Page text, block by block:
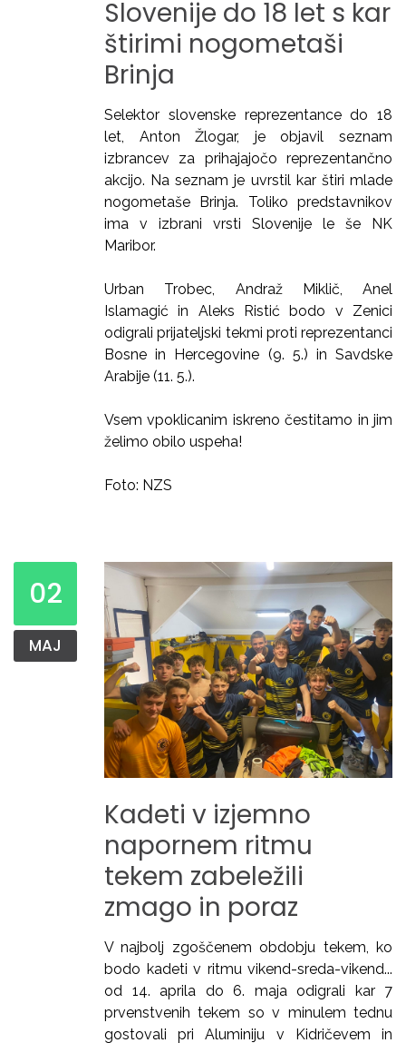
Slovenije do 18 let s kar
štirimi nogometaši
Brinja
Selektor slovenske reprezentance do 18
let, Anton Žlogar, je objavil seznam
izbrancev za prihajajočo reprezentančno
akcijo. Na seznam je uvrstil kar štiri mlade
nogometaše Brinja. Toliko predstavnikov
ima v izbrani vrsti Slovenije le še NK
Maribor.
Urban Trobec, Andraž Miklič, Anel
Islamagić in Aleks Ristić bodo v Zenici
odigrali prijateljski tekmi proti reprezentanci
Bosne in Hercegovine (9. 5.) in Savdske
Arabije (11. 5.).
Vsem vpoklicanim iskreno čestitamo in jim
želimo obilo uspeha!
Foto: NZS
02
MAJ
Kadeti v izjemno
napornem ritmu
tekem zabeležili
zmago in poraz
V najbolj zgoščenem obdobju tekem, ko
bodo kadeti v ritmu vikend-sreda-vikend...
od 14. aprila do 6. maja odigrali kar 7
prvenstvenih tekem so v minulem tednu
gostovali pri Aluminiju v Kidričevem in